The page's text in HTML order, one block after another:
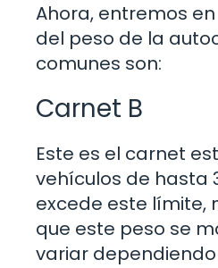
Ahora, entremos
del peso de la
comunes son:
Carnet B
Este es el carnet
vehículos de hasta
excede este límite,
que este peso se
variar